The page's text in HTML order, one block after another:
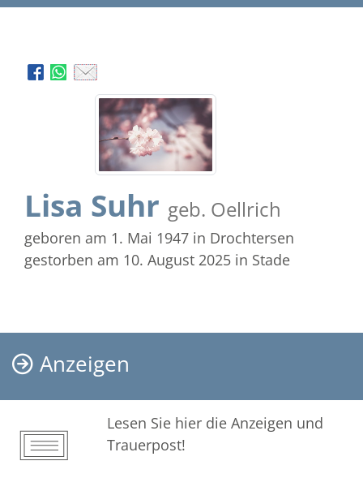
Lisa Suhr geb. Oellrich
geboren am 1. Mai 1947 in Drochtersen
gestorben am 10. August 2025 in Stade
Anzeigen
Lesen Sie hier die Anzeigen und
Trauerpost!